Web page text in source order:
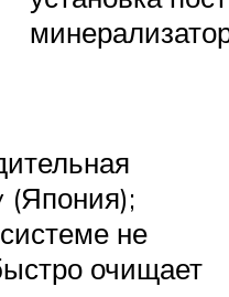
(Япония);
не
очищает